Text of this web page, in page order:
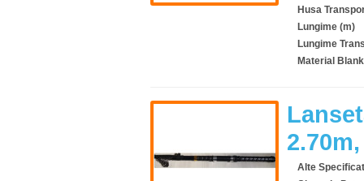
Husa
Lungime (m)
Lungime
Material Blank
Alte